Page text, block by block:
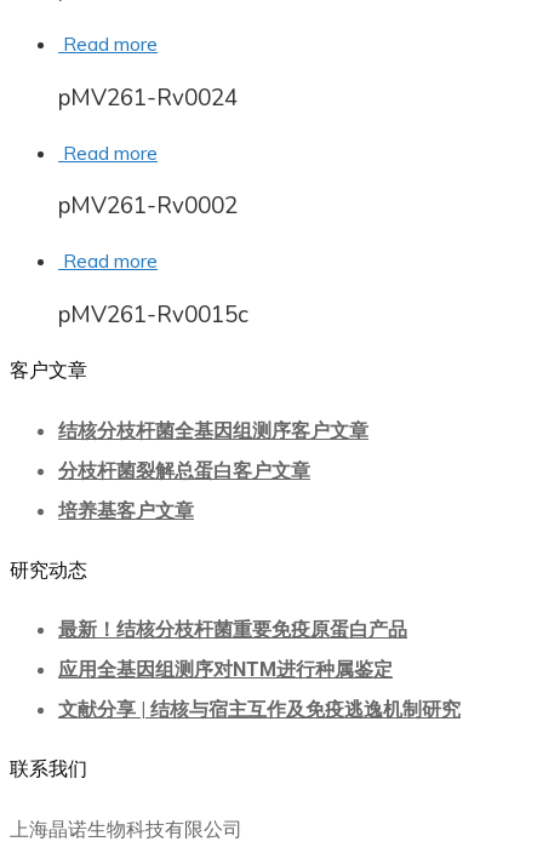
Read more
pMV261-Rv0024
Read more
pMV261-Rv0002
Read more
pMV261-Rv0015c
客户文章
结核分枝杆菌全基因组测序客户文章
分枝杆菌裂解总蛋白客户文章
培养基客户文章
研究动态
最新！结核分枝杆菌重要免疫原蛋白产品
应用全基因组测序对NTM进行种属鉴定
文献分享 | 结核与宿主互作及免疫逃逸机制研究
联系我们
上海晶诺生物科技有限公司